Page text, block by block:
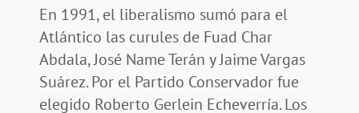
En 1991, el liberalismo sumó para el
Atlántico las curules de Fuad Char
Abdala, José Name Terán y Jaime Vargas
Suárez. Por el Partido Conservador fue
elegido Roberto Gerlein Echeverría. Los